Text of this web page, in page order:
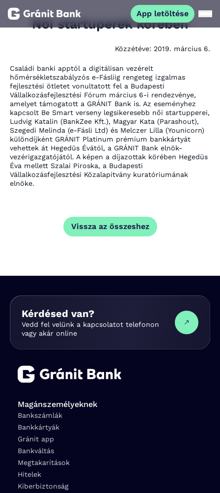
App letöltése
Vállalkozásoknak
Fiataloknak
Befektetőknek
Kapcsolat
Női startuperek körében
Közzétéve: 2019. március 6.
Családi banki apptól a digitálisan vezérelt
hőmérsékletszabályzós e-Fásliig rengeteg izgalmas
fejlesztési ötletet vonultatott fel a Budapesti
Vállalkozásfejlesztési Fórum március 6-i rendezvénye,
amelyet támogatott a GRÁNIT Bank is. Az eseményhez
kapcsolt Be Smart verseny legsikeresebb női startupperei,
Ludvig Katalin (BankZee Kft.), Magyar Kata (Parashout),
Szegedi Melinda (e-Fásli Ltd) és Melczer Lilla (Younicorn)
különdíjként GRÁNIT Platinum prémium bankkártyát
vehettek át Hegedüs Évától, a GRÁNIT Bank elnök-
vezérigazgatójától. A képen a díjazottak körében Hegedüs
Éva mellett Szalai Piroska, a Budapesti
Vállalkozásfejlesztési Közalapítvány kuratóriumának
elnöke.
Vissza az összeshez
Kérdésed van?
Vedd fel velünk a kapcsolatot telefonon
vagy akár online
Magánszemélyeknek
Bankszámlák
Bankkártyák
Gránit app
Bankváltás
Megtakarítások
Hitelek
Kiberbiztonság